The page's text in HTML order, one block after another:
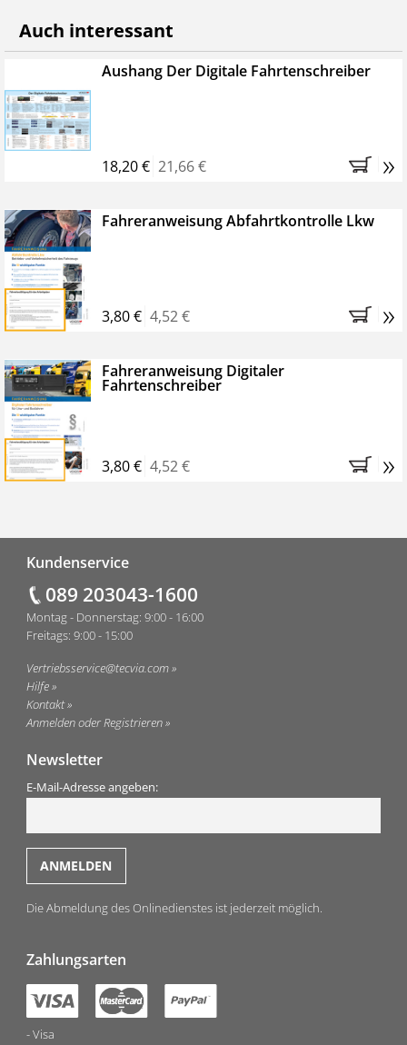
Auch interessant
Aushang Der Digitale Fahrtenschreiber
18,20 € 21,66 € »
Fahreranweisung Abfahrtkontrolle Lkw
3,80 € 4,52 € »
Fahreranweisung Digitaler
Fahrtenschreiber
3,80 € 4,52 € »
Kundenservice
089 203043-1600
Montag - Donnerstag: 9:00 - 16:00
Freitags: 9:00 - 15:00
Vertriebsservice@tecvia.com
Hilfe
Kontakt
Anmelden oder Registrieren
Newsletter
E-Mail-Adresse angeben:
Die Abmeldung des Onlinedienstes ist jederzeit möglich.
Zahlungsarten
Visa